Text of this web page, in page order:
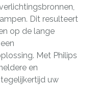
Dit resulteert
op de lange
Met Philips
en
uw